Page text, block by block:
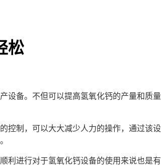
松
设备。不但可以提高氢氧化钙的产量和质
制，可以大大减少人力的操作，通过该
进行对于氢氧化钙设备的使用来说也是